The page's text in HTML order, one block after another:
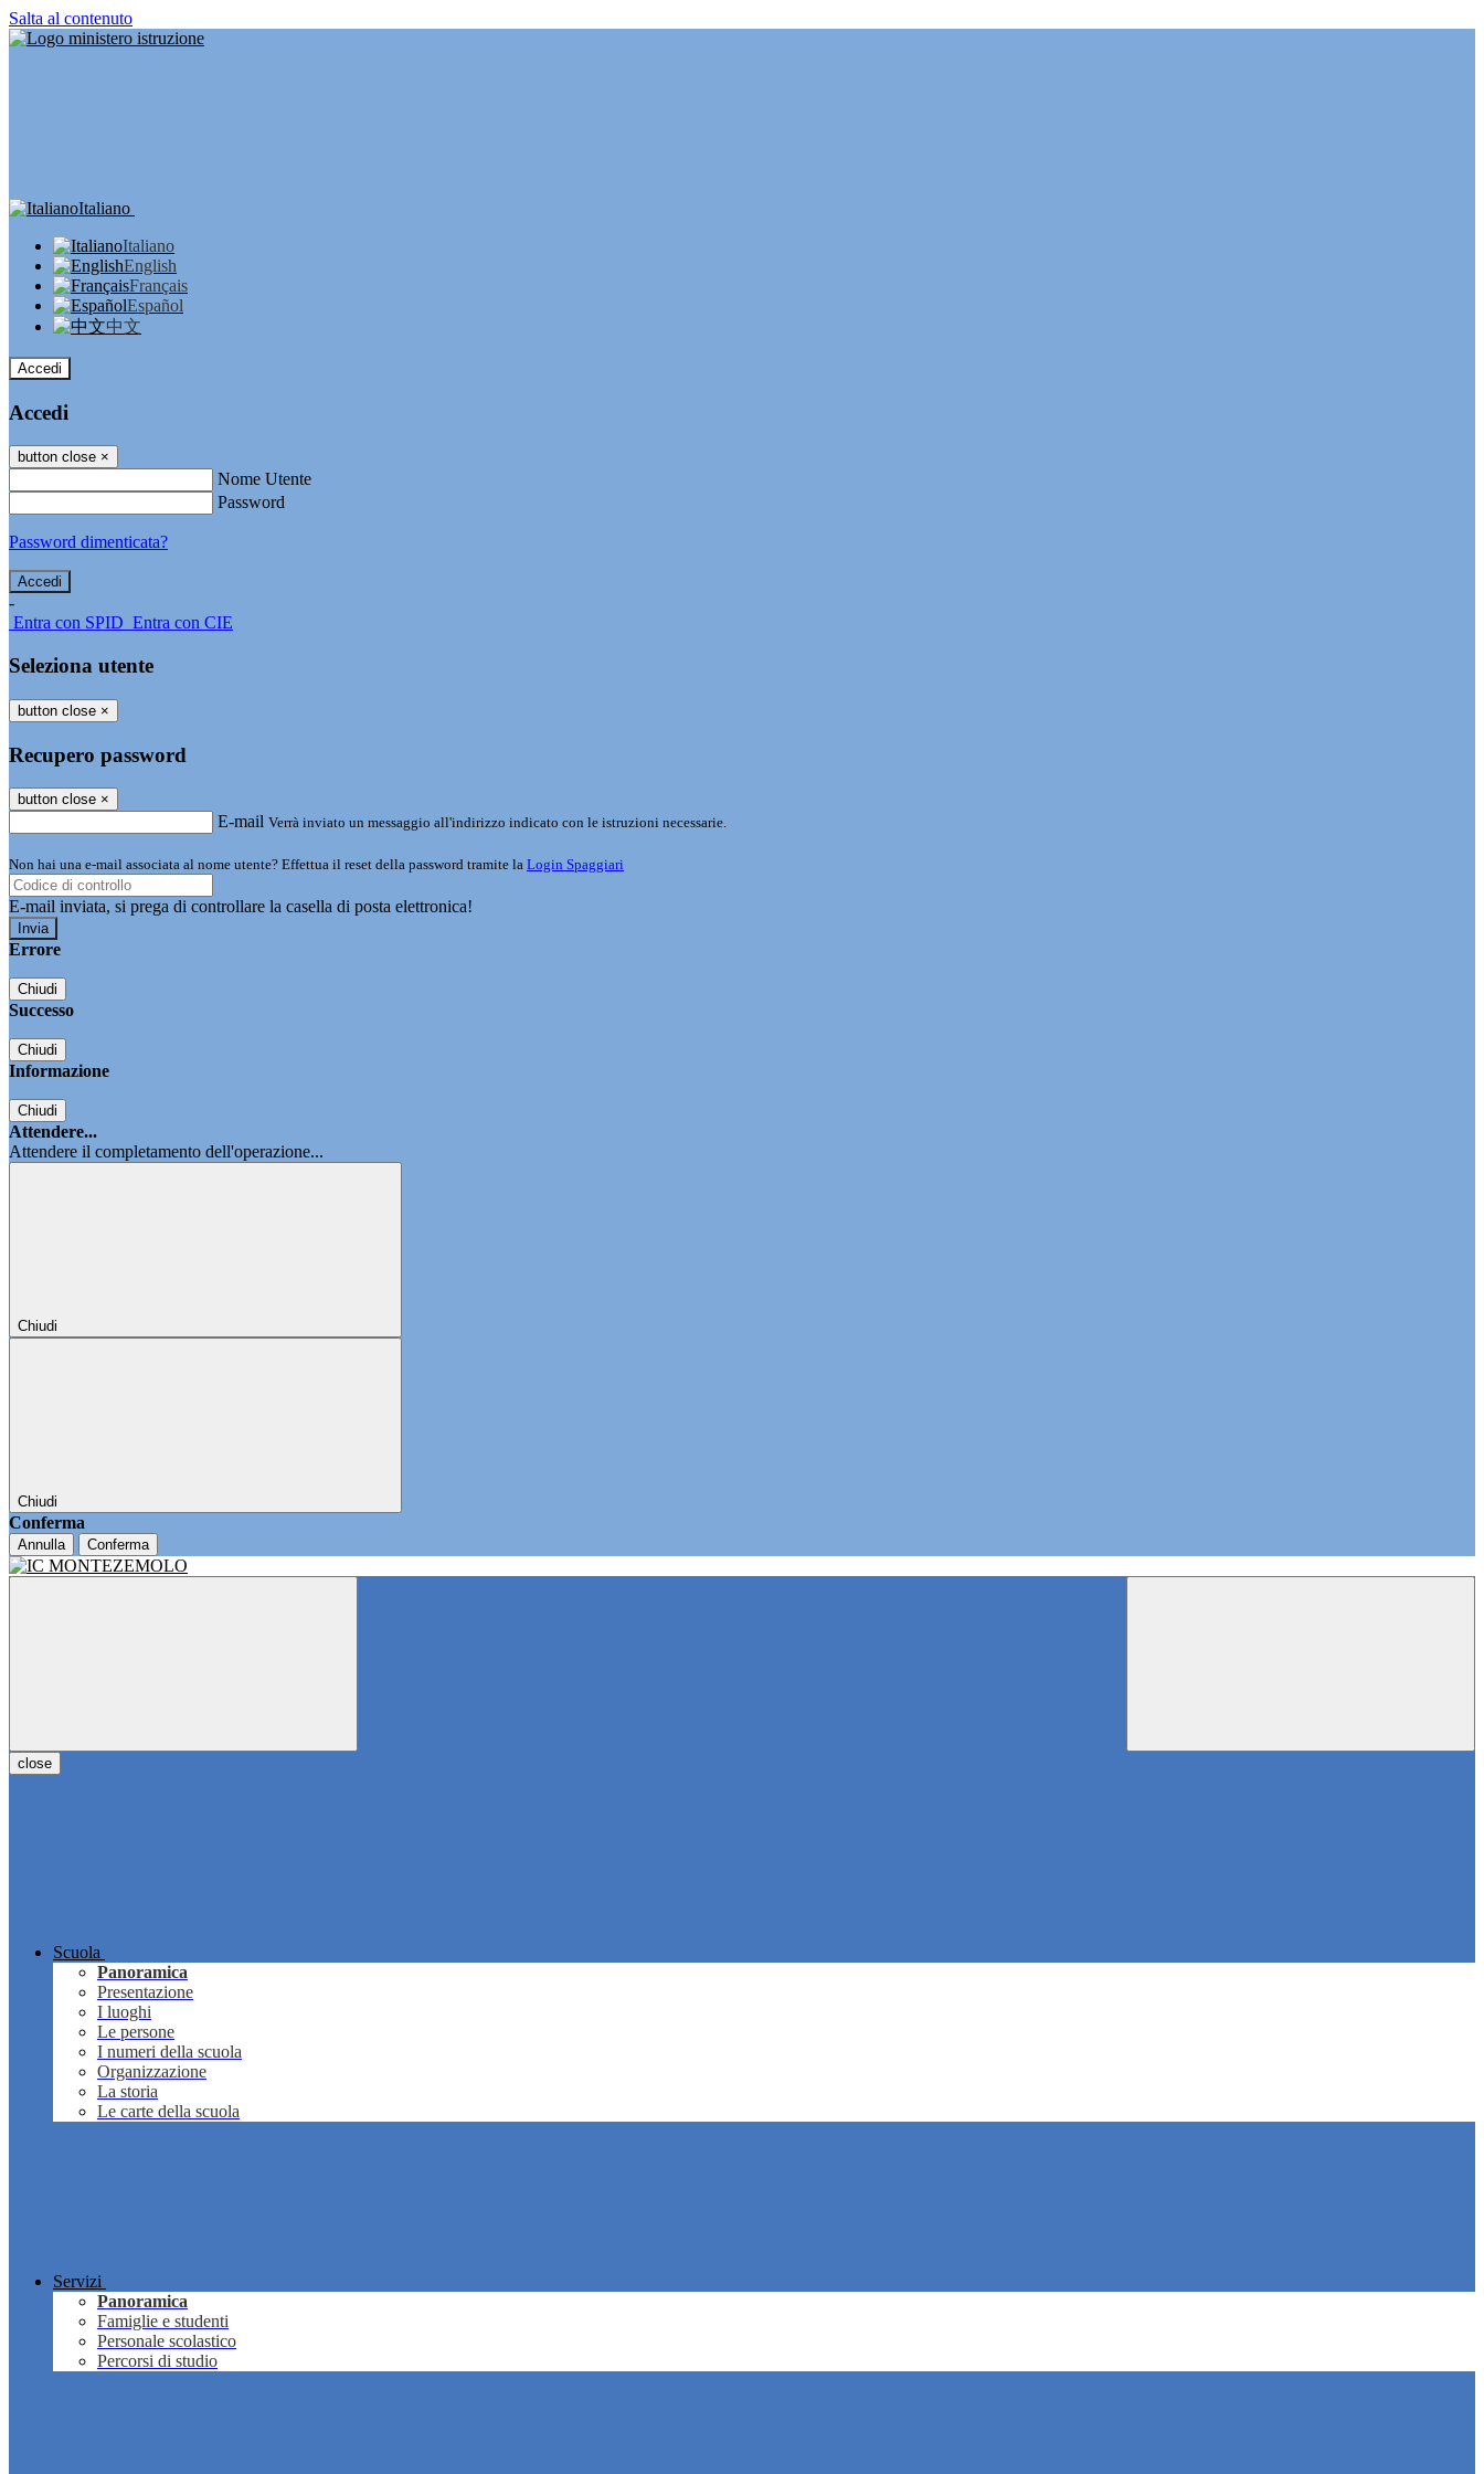
Salta al contenuto
Italiano
Italiano
English
Français
Español
中文
Accedi
Accedi
button close ×
Nome Utente
Password
Password dimenticata?
-
Entra con SPID Entra con CIE
Seleziona utente
button close ×
Recupero password
button close ×
E-mail Verrà inviato un messaggio all'indirizzo indicato con le istruzioni necessarie.
Non hai una e-mail associata al nome utente? Effettua il reset della password tramite la Login Spaggiari
E-mail inviata, si prega di controllare la casella di posta elettronica!
Errore
Chiudi
Successo
Chiudi
Informazione
Chiudi
Attendere...
Attendere il completamento dell'operazione...
Chiudi
Chiudi
Conferma
Annulla Conferma
close
Scuola
Panoramica
Presentazione
I luoghi
Le persone
I numeri della scuola
Organizzazione
La storia
Le carte della scuola
Servizi
Panoramica
Famiglie e studenti
Personale scolastico
Percorsi di studio